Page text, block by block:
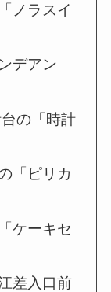
ノラスイ
デアン
の「時計
「ピリカ
ケーキセ
差入口前